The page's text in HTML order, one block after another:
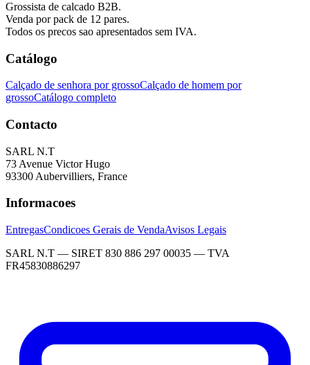
Grossista de calcado B2B.
Venda por pack de 12 pares.
Todos os precos sao apresentados sem IVA.
Catálogo
Calçado de senhora por grossoCalçado de homem por
grossoCatálogo completo
Contacto
SARL N.T
73 Avenue Victor Hugo
93300 Aubervilliers, France
Informacoes
EntregasCondicoes Gerais de VendaAvisos Legais
SARL N.T — SIRET 830 886 297 00035 — TVA
FR45830886297